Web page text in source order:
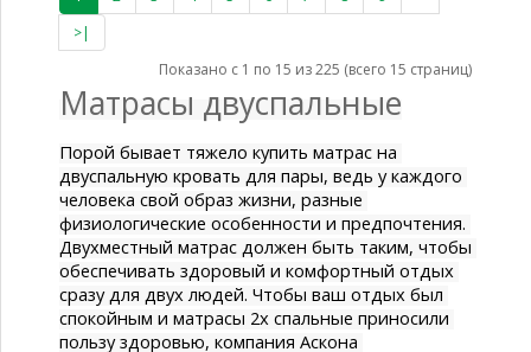
>|
Показано с 1 по 15 из 225 (всего 15 страниц)
Матрасы двуспальные
Порой бывает тяжело купить матрас на
двуспальную кровать для пары, ведь у каждого
человека свой образ жизни, разные
Двухместный матрас должен быть таким, чтобы
обеспечивать здоровый и комфортный отдых
сразу для двух людей. Чтобы ваш отдых был
спокойным и матрасы 2х спальные приносили
пользу здоровью, компания Аскона